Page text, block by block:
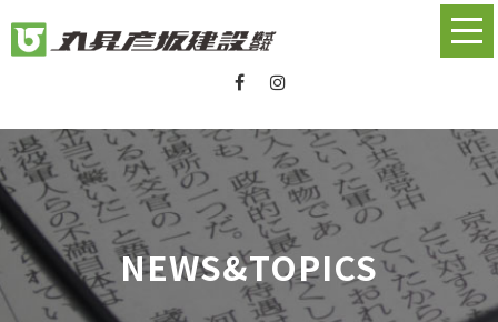
NEWS&TOPICS